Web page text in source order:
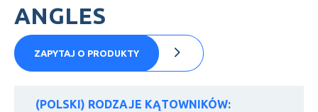
ANGLES
ZAPYTAJ O PRODUKTY
(POLSKI) RODZAJE KĄTOWNIKÓW: